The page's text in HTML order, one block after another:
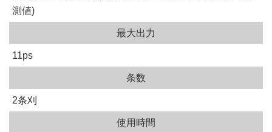
測値)
最大出力
11ps
条数
2条刈
使用時間